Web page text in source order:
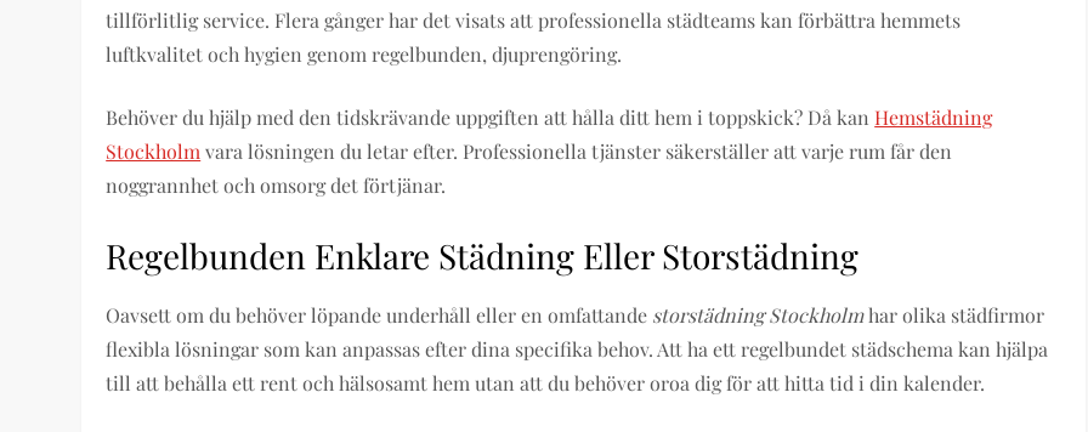
tillförlitlig service. Flera gånger har det visats att professionella städteams kan förbättra hemmets
luftkvalitet och hygien genom regelbunden, djuprengöring.
Behöver du hjälp med den tidskrävande uppgiften att hålla ditt hem i toppskick? Då kan Hemstädning
Stockholm vara lösningen du letar efter. Professionella tjänster säkerställer att varje rum får den
noggrannhet och omsorg det förtjänar.
Regelbunden Enklare Städning Eller Storstädning
Oavsett om du behöver löpande underhåll eller en omfattande storstädning Stockholmhar olika städfirmor
flexibla lösningar som kan anpassas efter dina specifika behov. Att ha ett regelbundet städschema kan hjälpa
till att behålla ett rent och hälsosamt hem utan att du behöver oroa dig för att hitta tid i din kalender.